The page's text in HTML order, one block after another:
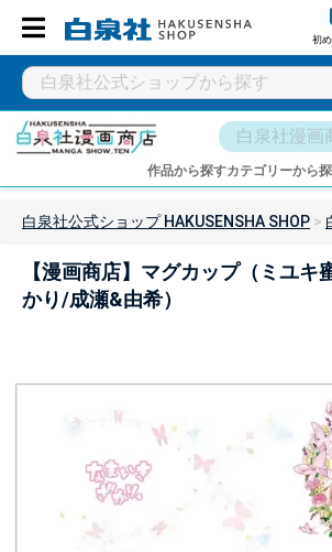
初
作品から探すカテゴリーから
白泉社公式ショップ HAKUSENSHA SHOP
【漫画商店】マグカップ（ミユキ
かり/成瀬&由希）